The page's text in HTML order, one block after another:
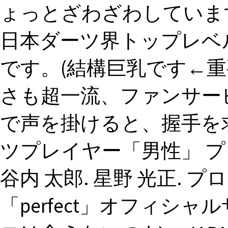
ょっとざわざわしてい
日本ダーツ界トップレ
です。(結構巨乳です←
さも超一流、ファンサ
で声を掛けると、握手
ツプレイヤー「男性」
谷内 太郎. 星野 光正. プ
「perfect」オフィシャ